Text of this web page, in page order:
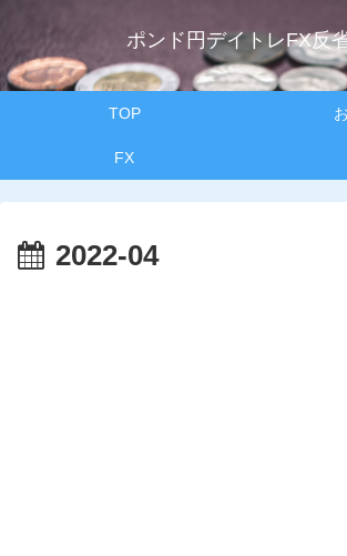
ポンド円デイトレFX反
TOP
FX
2022-04